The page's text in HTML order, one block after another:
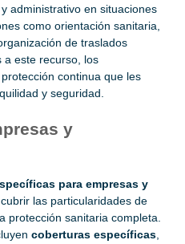
administrativo en situaciones
como orientación sanitaria,
de traslados
a este recurso, los
continua que les
y seguridad.
y
para empresas y
cubrir las particularidades de
protección sanitaria completa.
coberturas específicas